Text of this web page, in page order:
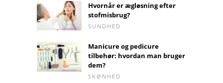
Hvornår er ægløsning efter
stofmisbrug?
SUNDHED
Manicure og pedicure
tilbehør: hvordan man bruger
dem?
SKØNHED